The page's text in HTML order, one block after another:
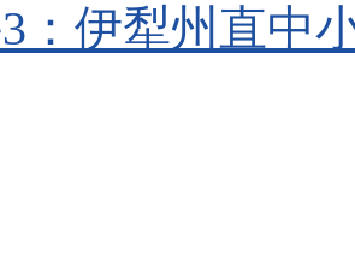
：伊犁州直中